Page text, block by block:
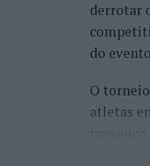
derrotar
do
O
atletas